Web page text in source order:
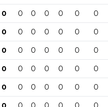
0 0 0 0 0 0 0
0 0 0 0 0 0 0
0 0 0 0 0 0 0
0 0 0 0 0 0 0
0 0 0 0 0 0 0